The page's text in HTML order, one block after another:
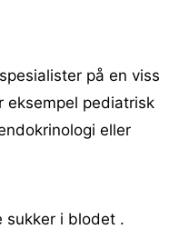
på en viss
eksempel pediatrisk
eller
sukker i blodet .